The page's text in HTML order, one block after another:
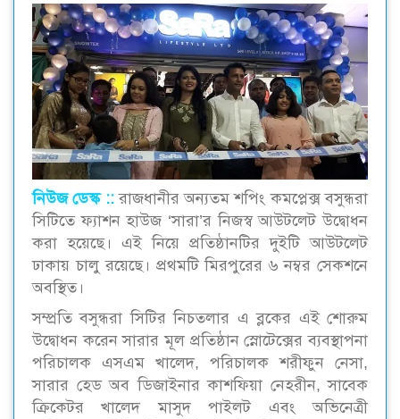
নিউজ ডেস্ক ::রাজধানীর অন্যতম শপিং কমপ্লেক্স বসুন্ধরা
সিটিতে ফ্যাশন হাউজ ‘সারা’র নিজস্ব আউটলেট উদ্বোধন
করা হয়েছে। এই নিয়ে প্রতিষ্ঠানটির দুইটি আউটলেট
ঢাকায় চালু রয়েছে। প্রথমটি মিরপুরের ৬ নম্বর সেকশনে
অবস্থিত।
সম্প্রতি বসুন্ধরা সিটির নিচতলার এ ব্লকের এই শোরুম
উদ্বোধন করেন সারার মূল প্রতিষ্ঠান স্নোটেক্সের ব্যবস্থাপনা
পরিচালক এসএম খালেদ, পরিচালক শরীফুন নেসা,
সারার হেড অব ডিজাইনার কাশফিয়া নেহরীন, সাবেক
ক্রিকেটর খালেদ মাসুদ পাইলট এবং অভিনেত্রী